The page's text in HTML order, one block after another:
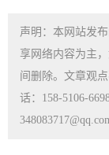
声明：本网站发
享网络内容为主
间删除。文章观
话：158-5106-